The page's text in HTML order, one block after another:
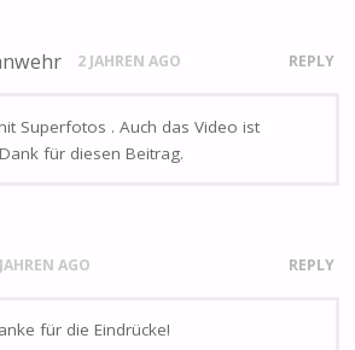
2 JAHREN AGO REPLY
Superfotos . Auch das Video ist
für diesen Beitrag.
AGO REPLY
für die Eindrücke!